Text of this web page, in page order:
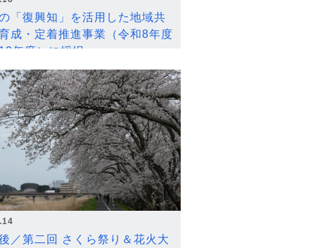
「復興知」を活用した地域共
成・定着推進事業（令和8年度
年度）に採択
／第二回 さくら祭り＆花火大